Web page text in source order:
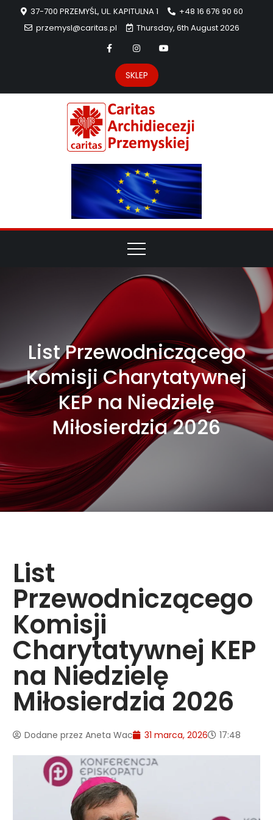
37-700 PRZEMYŚL, UL. KAPITULNA 1
+48 16 676 90 60
przemysl@caritas.pl
Thursday, 6th August 2026
SKLEP
List Przewodniczącego
Komisji Charytatywnej
KEP na Niedzielę
Miłosierdzia 2026
List
Przewodniczącego
Komisji
Charytatywnej KEP
na Niedzielę
Miłosierdzia 2026
Dodane przez Aneta Wac 31 marca, 2026 17:48